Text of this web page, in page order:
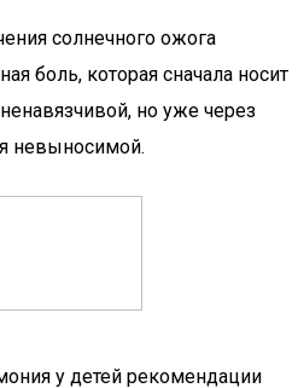
солнечного ожога
боль, которая сначала носит
но уже через
невыносимой.
у детей рекомендации